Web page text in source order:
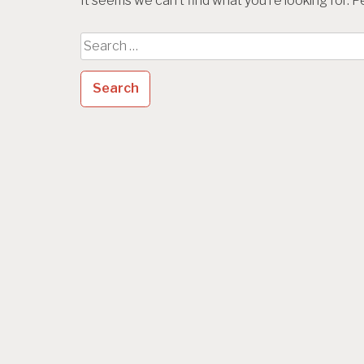
Search
for: